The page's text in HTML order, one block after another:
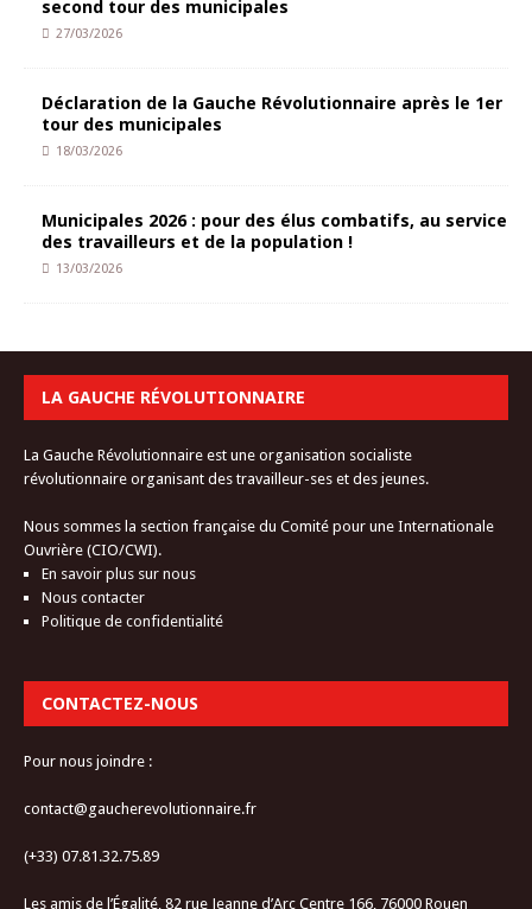
second tour des municipales
27/03/2026
Déclaration de la Gauche Révolutionnaire après le 1er
tour des municipales
18/03/2026
Municipales 2026 : pour des élus combatifs, au service
des travailleurs et de la population !
13/03/2026
LA GAUCHE RÉVOLUTIONNAIRE
La Gauche Révolutionnaire est une organisation socialiste
révolutionnaire organisant des travailleur-ses et des jeunes.
Nous sommes la section française du Comité pour une Internationale
Ouvrière (CIO/CWI).
En savoir plus sur nous
Nous contacter
Politique de confidentialité
CONTACTEZ-NOUS
Pour nous joindre :
contact@gaucherevolutionnaire.fr
(+33) 07.81.32.75.89
Les amis de l’Égalité, 82 rue Jeanne d’Arc Centre 166, 76000 Rouen